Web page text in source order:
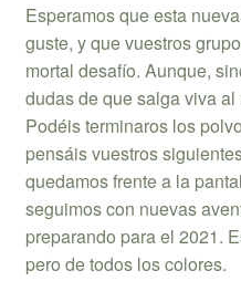
Esperamos que esta
guste, y que vuestros
mortal desafío. Aunque,
dudas de que salga viva
Podéis terminaros los
pensáis vuestros
quedamos frente a la
seguimos con nuevas
preparando para el 2021.
pero de todos los colores.